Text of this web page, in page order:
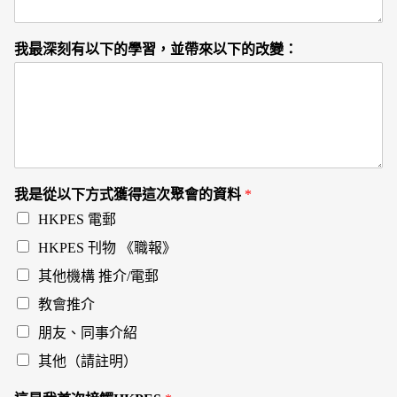
我最深刻有以下的學習，並帶來以下的改變：
我是從以下方式獲得這次聚會的資料 *
HKPES 電郵
HKPES 刊物 《職報》
其他機構 推介/電郵
教會推介
朋友、同事介紹
其他（請註明）